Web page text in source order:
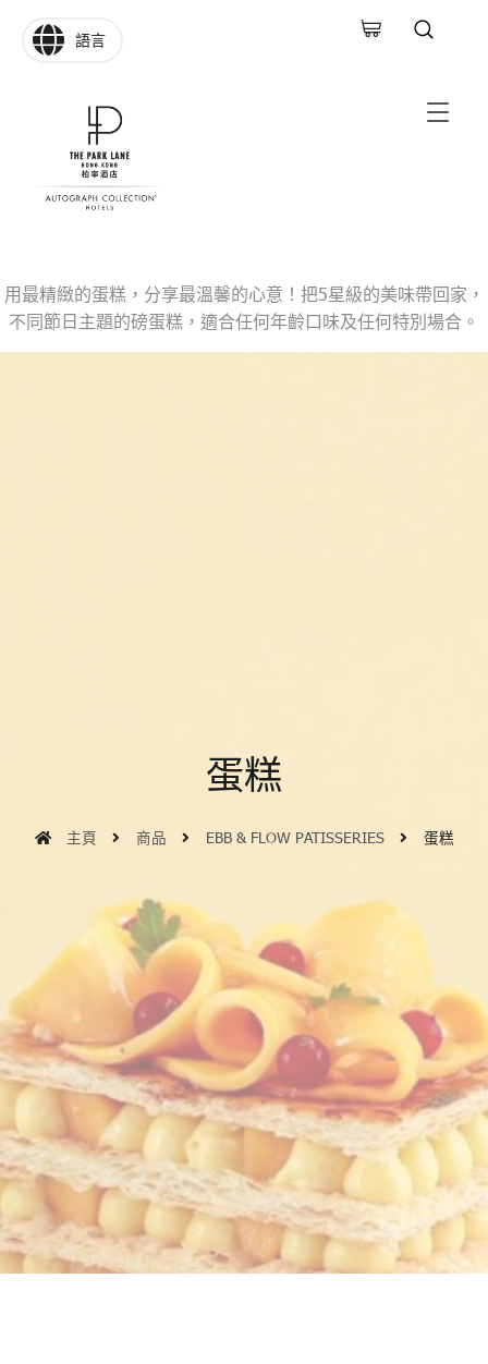
語言
用最精緻的蛋糕，分享最溫馨的心意！把5星級的美味帶回家，
不同節日主題的磅蛋糕，適合任何年齡口味及任何特別場合。
蛋糕
主頁 商品 EBB & FLOW PATISSERIES 蛋糕